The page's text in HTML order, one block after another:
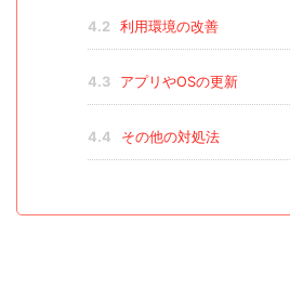
4.2 利用環境の改善
4.3 アプリやOSの更新
4.4 その他の対処法